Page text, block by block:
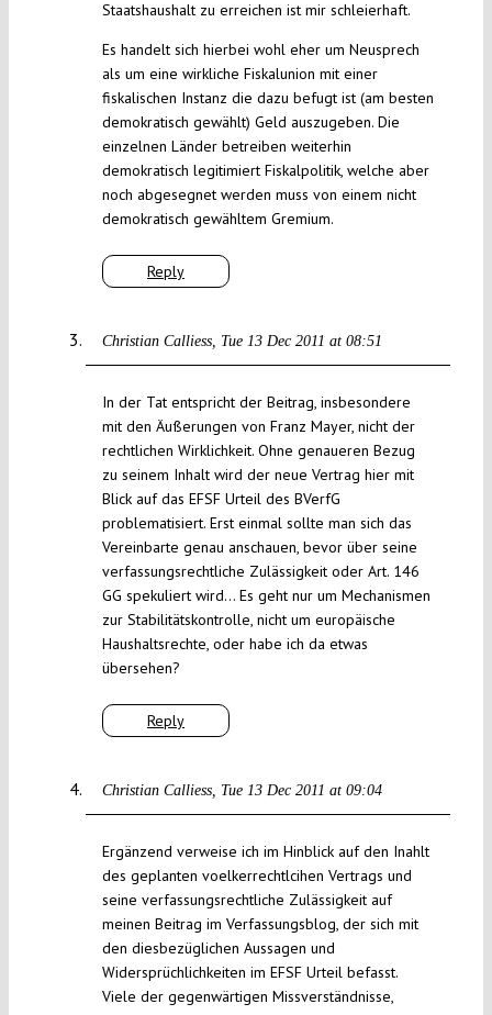
Reply
Staatshaushalt zu erreichen ist mir schleierhaft.
Es handelt sich hierbei wohl eher um Neusprech
als um eine wirkliche Fiskalunion mit einer
fiskalischen Instanz die dazu befugt ist (am besten
demokratisch gewählt) Geld auszugeben. Die
einzelnen Länder betreiben weiterhin
demokratisch legitimiert Fiskalpolitik, welche aber
noch abgesegnet werden muss von einem nicht
demokratisch gewähltem Gremium.
Christian Calliess Tue 13 Dec 2011 at 08:51
Reply
In der Tat entspricht der Beitrag, insbesondere
mit den Äußerungen von Franz Mayer, nicht der
rechtlichen Wirklichkeit. Ohne genaueren Bezug
zu seinem Inhalt wird der neue Vertrag hier mit
Blick auf das EFSF Urteil des BVerfG
problematisiert. Erst einmal sollte man sich das
Vereinbarte genau anschauen, bevor über seine
verfassungsrechtliche Zulässigkeit oder Art. 146
GG spekuliert wird… Es geht nur um Mechanismen
zur Stabilitätskontrolle, nicht um europäische
Haushaltsrechte, oder habe ich da etwas
übersehen?
Christian Calliess Tue 13 Dec 2011 at 09:04
Ergänzend verweise ich im Hinblick auf den Inahlt
des geplanten voelkerrechtlcihen Vertrags und
seine verfassungsrechtliche Zulässigkeit auf
meinen Beitrag im Verfassungsblog, der sich mit
den diesbezüglichen Aussagen und
Widersprüchlichkeiten im EFSF Urteil befasst.
Viele der gegenwärtigen Missverständnisse,